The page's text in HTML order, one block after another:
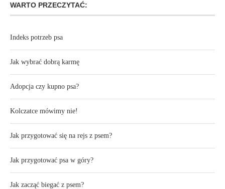
WARTO PRZECZYTAĆ:
Indeks potrzeb psa
Jak wybrać dobrą karmę
Adopcja czy kupno psa?
Kolczatce mówimy nie!
Jak przygotować się na rejs z psem?
Jak przygotować psa w góry?
Jak zacząć biegać z psem?